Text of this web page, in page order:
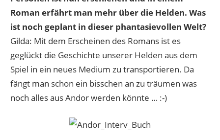
Roman erfährt man mehr über die Helden. Was
ist noch geplant in dieser phantasievollen Welt?
Gilda: Mit dem Erscheinen des Romans ist es
geglückt die Geschichte unserer Helden aus dem
Spiel in ein neues Medium zu transportieren. Da
fängt man schon ein bisschen an zu träumen was
noch alles aus Andor werden könnte … :-)